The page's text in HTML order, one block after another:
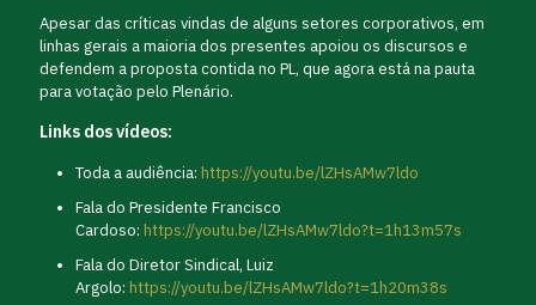
Apesar das críticas vindas de alguns setores corporativos, em
linhas gerais a maioria dos presentes apoiou os discursos e
defendem a proposta contida no PL, que agora está na pauta
para votação pelo Plenário.
Links dos vídeos:
Toda a audiência: https://youtu.be/lZHsAMw7ldo
Fala do Presidente Francisco
Cardoso: https://youtu.be/lZHsAMw7ldo?t=1h13m57s
Fala do Diretor Sindical, Luiz
Argolo: https://youtu.be/lZHsAMw7ldo?t=1h20m38s